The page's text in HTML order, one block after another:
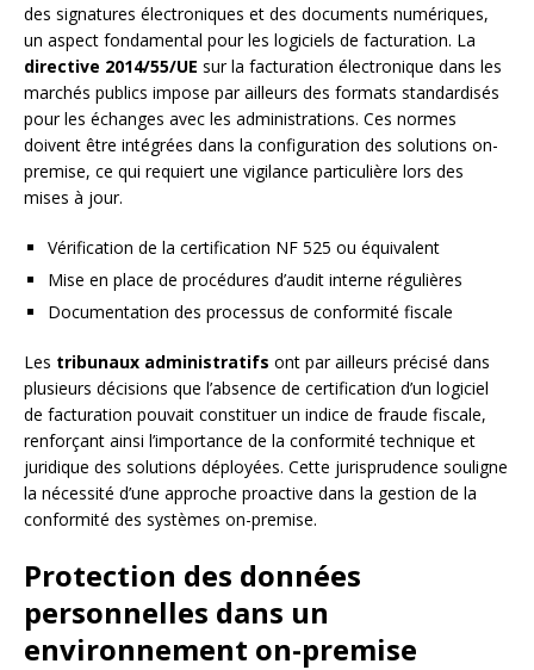
des signatures électroniques et des documents numériques,
un aspect fondamental pour les logiciels de facturation. La
directive 2014/55/UE sur la facturation électronique dans les
marchés publics impose par ailleurs des formats standardisés
pour les échanges avec les administrations. Ces normes
doivent être intégrées dans la configuration des solutions on-
premise, ce qui requiert une vigilance particulière lors des
mises à jour.
Vérification de la certification NF 525 ou équivalent
Mise en place de procédures d’audit interne régulières
Documentation des processus de conformité fiscale
Les tribunaux administratifs ont par ailleurs précisé dans
plusieurs décisions que l’absence de certification d’un logiciel
de facturation pouvait constituer un indice de fraude fiscale,
renforçant ainsi l’importance de la conformité technique et
juridique des solutions déployées. Cette jurisprudence souligne
la nécessité d’une approche proactive dans la gestion de la
conformité des systèmes on-premise.
Protection des données
personnelles dans un
environnement on-premise